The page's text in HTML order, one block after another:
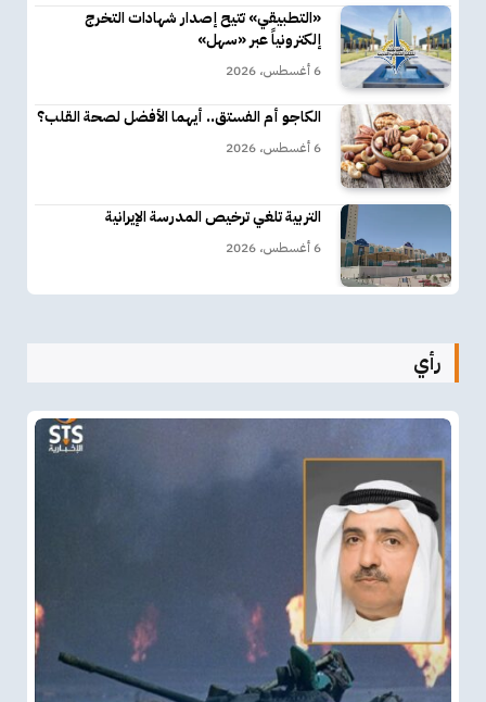
«التطبيقي» تتيح إصدار شهادات التخرج
إلكترونياً عبر «سهل»
6 أغسطس، 2026
الكاجو أم الفستق.. أيهما الأفضل لصحة القلب؟
6 أغسطس، 2026
التربية تلغي ترخيص المدرسة الإيرانية
6 أغسطس، 2026
رأي